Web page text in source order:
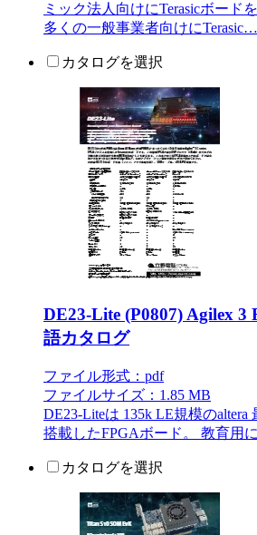
ミック法人向けにTerasicボード
多くの一般事業者向けにTerasic…
カタログを選択
DE23-Lite (P0807) Agilex 3
語カタログ
ファイル形式：pdf
ファイルサイズ：1.85 MB
DE23-Liteは 135k LE規模のaltera
搭載したFPGAボード。 教育用
カタログを選択